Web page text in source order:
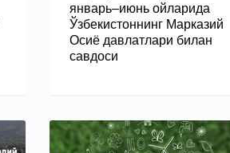
январь–июнь ойларида
Ўзбекистоннинг Марказий
Осиё давлатлари билан
савдоси